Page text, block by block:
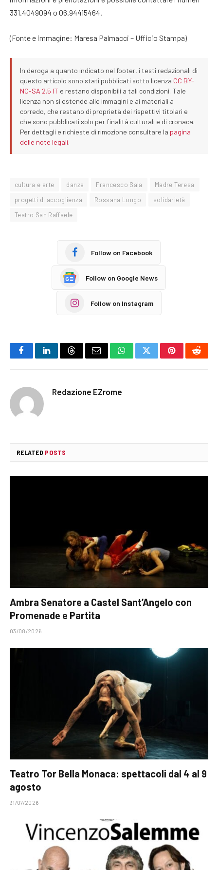
331.4049094 o 06.94415464.
(Fonte e immagine: Maresa Palmacci – Ufficio Stampa)
In deroga a quanto indicato nel footer, i testi redazionali di
questo articolo sono stati pubblicati sotto licenza CC BY-
NC-SA 2.5 IT e restano disponibili a tali condizioni. Tale
licenza non si estende alle immagini e ai materiali a
corredo, che restano di proprietà dei rispettivi titolari e
che sono pubblicati solo per finalità culturali e di cronaca.
Per dettagli e richieste di rimozione consultare la pagina
delle note legali.
cultura e arte danza Francesco Sala
Madre Teresa
progetti di accoglienza
Rossana Longo
solidarietà
Teatro San Raffaele
Follow on Facebook
Follow on Google News
Follow on Instagram
FacebookLinkedInThreadsEmail WhatsAppTwitterPinterest
Redazione EZrome
RELATED POSTS
Ambra Senatore a Castel Sant’Angelo con
Promenade e Partita
03/08/2026
Teatro Tor Bella Monaca: spettacoli dal 4 al 9
agosto
31/07/2026